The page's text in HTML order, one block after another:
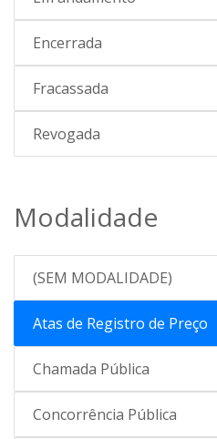
Encerrada
Fracassada
Revogada
Modalidade
(SEM MODALIDADE)
Atas de Registro de Preço
Chamada Pública
Concorrência Pública